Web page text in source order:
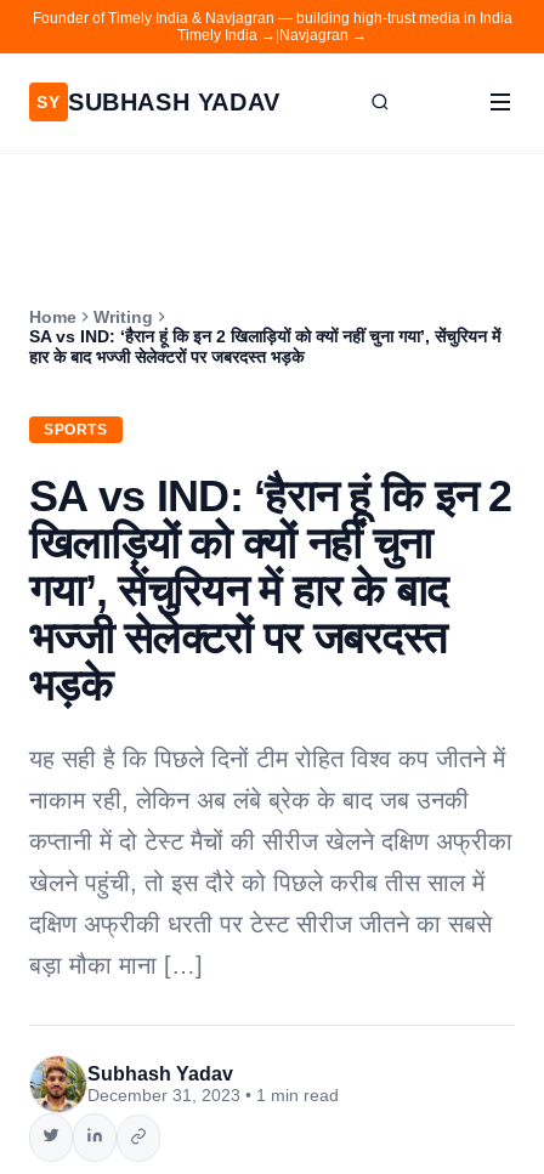
Founder of Timely India & Navjagran — building high-trust media in India
Timely India → Navjagran →
SY SUBHASH YADAV
Contact
Navjagran
Home
Writing
SA vs IND: ‘हैरान हूं कि इन 2 खिलाड़ियों को क्यों नहीं चुना गया’, सेंचुरियन में
हार के बाद भज्जी सेलेक्टरों पर जबरदस्त भड़के
SPORTS
SA vs IND: ‘हैरान हूं कि इन 2
खिलाड़ियों को क्यों नहीं चुना
गया’, सेंचुरियन में हार के बाद
भज्जी सेलेक्टरों पर जबरदस्त
भड़के
यह सही है कि पिछले दिनों टीम रोहित विश्व कप जीतने में
नाकाम रही, लेकिन अब लंबे ब्रेक के बाद जब उनकी
कप्तानी में दो टेस्ट मैचों की सीरीज खेलने दक्षिण अफ्रीका
खेलने पहुंची, तो इस दौरे को पिछले करीब तीस साल में
दक्षिण अफ्रीकी धरती पर टेस्ट सीरीज जीतने का सबसे
बड़ा मौका माना […]
Subhash Yadav
December 31, 2023 • 1 min read